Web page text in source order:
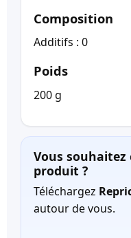
Composition
Additifs : 0
Poids
200 g
Vous
produit ?
Téléchargez
autour de vous.